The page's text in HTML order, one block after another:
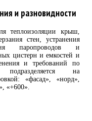
и разновидности
теплоизоляции крыш,
стен, устранения
паропроводов и
цистерн и емкостей и
и требований по
на
«фасад», «норд»,
«+600».